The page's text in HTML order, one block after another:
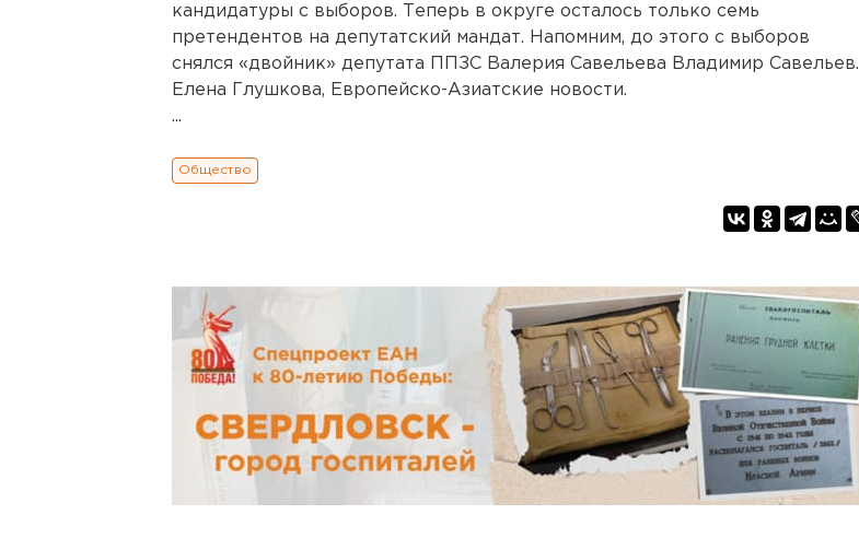
кандидатуры с выборов. Теперь в округе осталось только семь
претендентов на депутатский мандат. Напомним, до этого с выборов
снялся «двойник» депутата ППЗС Валерия Савельева Владимир Савельев.
Елена Глушкова, Европейско-Азиатские новости.
...
Общество